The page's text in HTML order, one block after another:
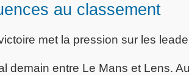
au classement
met la pression sur les
demain entre Le Mans et Lens.